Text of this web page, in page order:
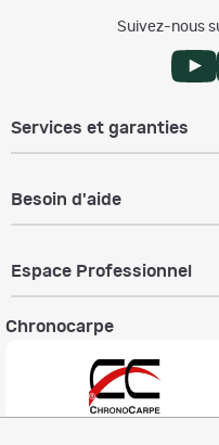
Suivez-nous
Services et garanties
Besoin d'aide
Espace Professionnel
Chronocarpe